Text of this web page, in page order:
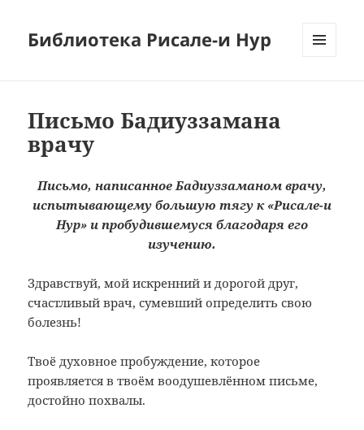
Библиотека Рисале-и Нур
Письмо Бадиуззамана
врачу
Письмо, написанное Бадиуззаманом врачу,
испытывающему большую тягу к «Рисале-и
Нур» и пробудившемуся благодаря его
изучению.
Здравствуй, мой искренний и дорогой друг,
счастливый врач, сумевший определить свою
болезнь!
Твоё духовное пробуждение, которое
проявляется в твоём воодушевлённом письме,
достойно похвалы.